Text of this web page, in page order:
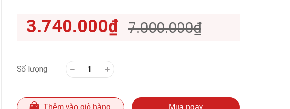
3.740.000₫ 7.000.000₫
Số lượng
Thêm vào giỏ hàng Mua ngay